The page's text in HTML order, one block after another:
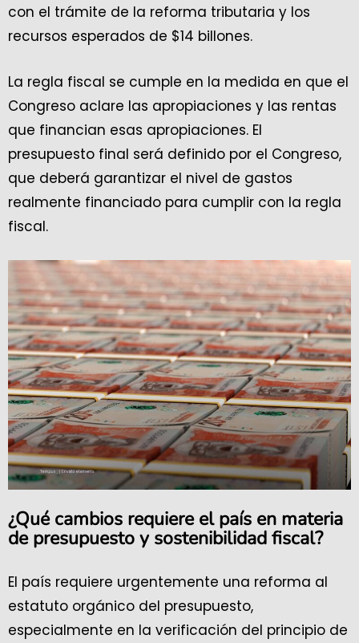
con el trámite de la reforma tributaria y los
recursos esperados de $14 billones.
La regla fiscal se cumple en la medida en que el
Congreso aclare las apropiaciones y las rentas
que financian esas apropiaciones. El
presupuesto final será definido por el Congreso,
que deberá garantizar el nivel de gastos
realmente financiado para cumplir con la regla
fiscal.
¿Qué cambios requiere el país en materia
de presupuesto y sostenibilidad fiscal?
El país requiere urgentemente una reforma al
estatuto orgánico del presupuesto,
especialmente en la verificación del principio de